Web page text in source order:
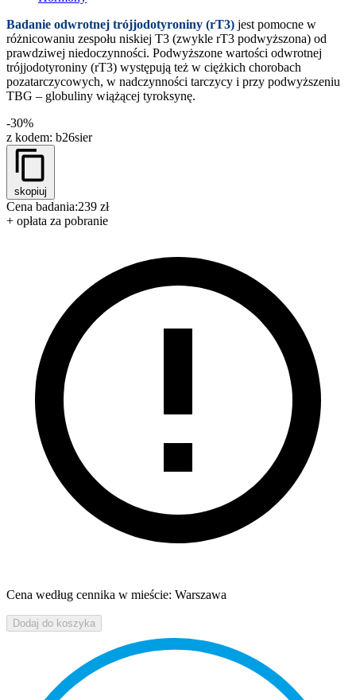
Badanie odwrotnej trójjodotyroniny (rT3) jest pomocne w
różnicowaniu zespołu niskiej T3 (zwykle rT3 podwyższona) od
prawdziwej niedoczynności. Podwyższone wartości odwrotnej
trójjodotyroniny (rT3) występują też w ciężkich chorobach
pozatarczycowych, w nadczynności tarczycy i przy podwyższeniu
TBG – globuliny wiążącej tyroksynę.
-30%
z kodem: b26sier
skopiuj
Cena badania:239 zł
+ opłata za pobranie
Cena według cennika w mieście: Warszawa
Dodaj do koszyka